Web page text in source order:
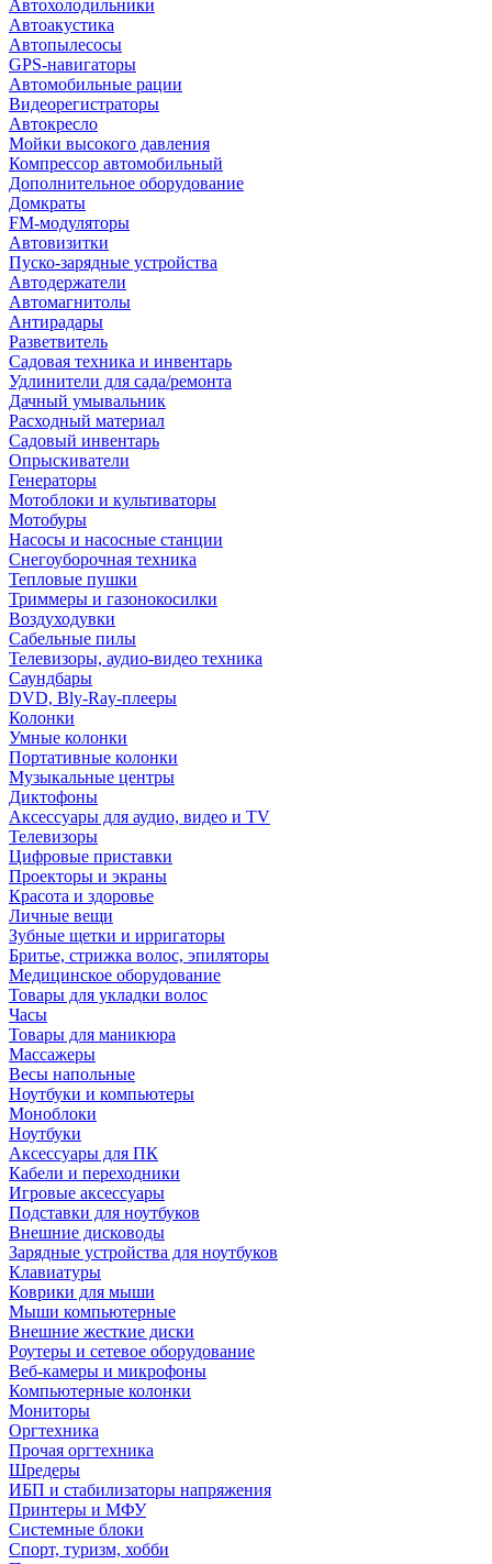
Автохолодильники
Автоакустика
Автопылесосы
GPS-навигаторы
Автомобильные рации
Видеорегистраторы
Автокресло
Мойки высокого давления
Компрессор автомобильный
Дополнительное оборудование
Домкраты
FM-модуляторы
Автовизитки
Пуско-зарядные устройства
Автодержатели
Автомагнитолы
Антирадары
Разветвитель
Садовая техника и инвентарь
Удлинители для сада/ремонта
Дачный умывальник
Расходный материал
Садовый инвентарь
Опрыскиватели
Генераторы
Мотоблоки и культиваторы
Мотобуры
Насосы и насосные станции
Снегоуборочная техника
Тепловые пушки
Триммеры и газонокосилки
Воздуходувки
Сабельные пилы
Телевизоры, аудио-видео техника
Саундбары
DVD, Bly-Ray-плееры
Колонки
Умные колонки
Портативные колонки
Музыкальные центры
Диктофоны
Аксессуары для аудио, видео и TV
Телевизоры
Цифровые приставки
Проекторы и экраны
Красота и здоровье
Личные вещи
Зубные щетки и ирригаторы
Бритье, стрижка волос, эпиляторы
Медицинское оборудование
Товары для укладки волос
Часы
Товары для маникюра
Массажеры
Весы напольные
Ноутбуки и компьютеры
Моноблоки
Ноутбуки
Аксессуары для ПК
Кабели и переходники
Игровые аксессуары
Подставки для ноутбуков
Внешние дисководы
Зарядные устройства для ноутбуков
Клавиатуры
Коврики для мыши
Мыши компьютерные
Внешние жесткие диски
Роутеры и сетевое оборудование
Веб-камеры и микрофоны
Компьютерные колонки
Мониторы
Оргтехника
Прочая оргтехника
Шредеры
ИБП и стабилизаторы напряжения
Принтеры и МФУ
Системные блоки
Спорт, туризм, хобби